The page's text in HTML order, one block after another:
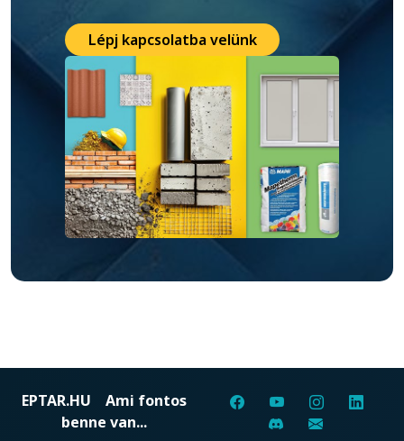
Lépj kapcsolatba velünk
EPTAR.HU Ami fontos
benne van...